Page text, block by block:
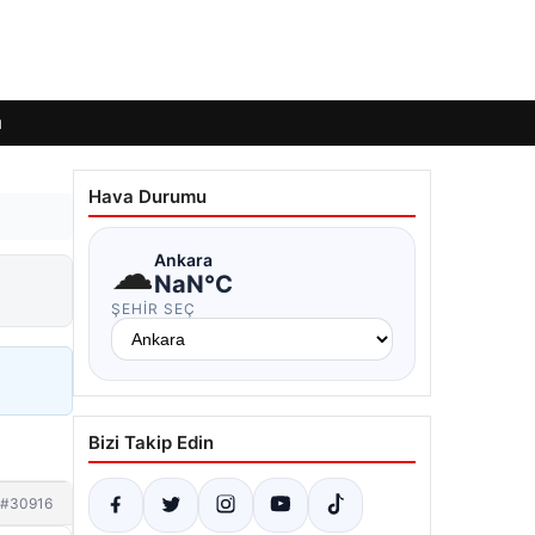
#30916
Hava Durumu
☁Ankara
NaN°C
ŞEHIR SEÇ
Bizi Takip Edin